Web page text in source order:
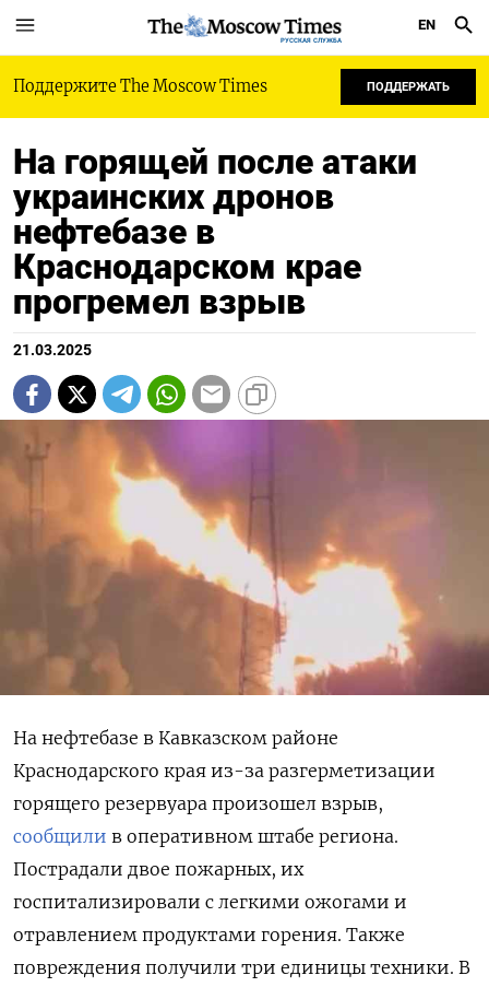
РУССКАЯ СЛУЖБА
EN
Поддержите The Moscow Times ПОДДЕРЖАТЬ
На горящей после атаки
украинских дронов
нефтебазе в
Краснодарском крае
прогремел взрыв
21.03.2025
На нефтебазе в Кавказском районе
Краснодарского края из-за разгерметизации
горящего резервуара произошел взрыв,
сообщили в оперативном штабе региона.
Пострадали двое пожарных, их
госпитализировали с легкими ожогами и
отравлением продуктами горения. Также
повреждения получили три единицы техники. В